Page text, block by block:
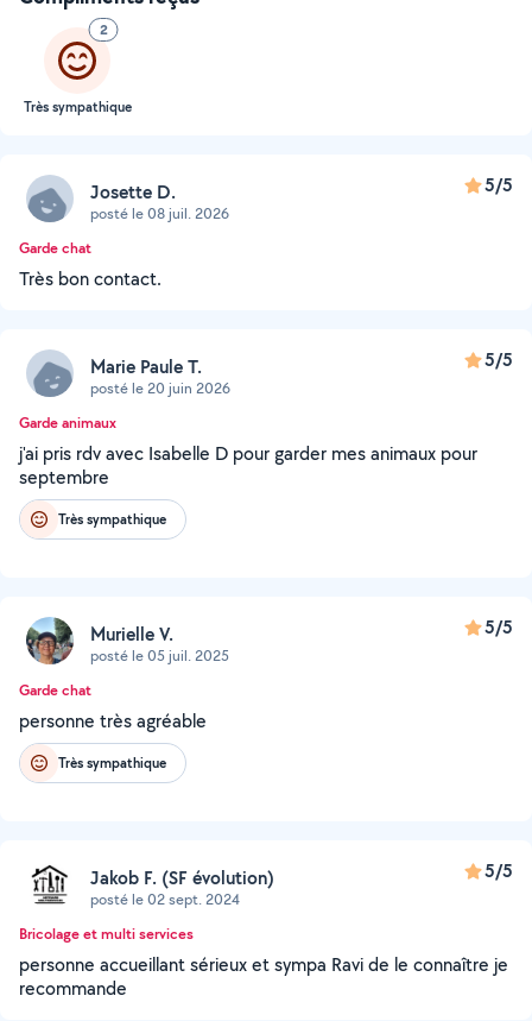
2
Très sympathique
Josette D.
posté le 08 juil. 2026
5/5
Garde chat
Très bon contact.
Marie Paule T.
posté le 20 juin 2026
5/5
Garde animaux
j'ai pris rdv avec Isabelle D pour garder mes animaux pour
septembre
Très sympathique
Murielle V.
posté le 05 juil. 2025
5/5
Garde chat
personne très agréable
Très sympathique
Jakob F. (SF évolution)
posté le 02 sept. 2024
5/5
Bricolage et multi services
personne accueillant sérieux et sympa Ravi de le connaître je
recommande